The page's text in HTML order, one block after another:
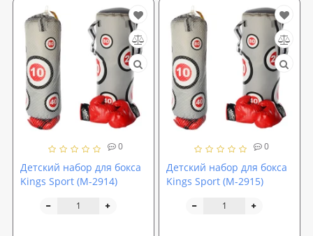
0
Детский набор для бокса
Kings Sport (M-2914)
0
Детский набор для бокса
Kings Sport (M-2915)